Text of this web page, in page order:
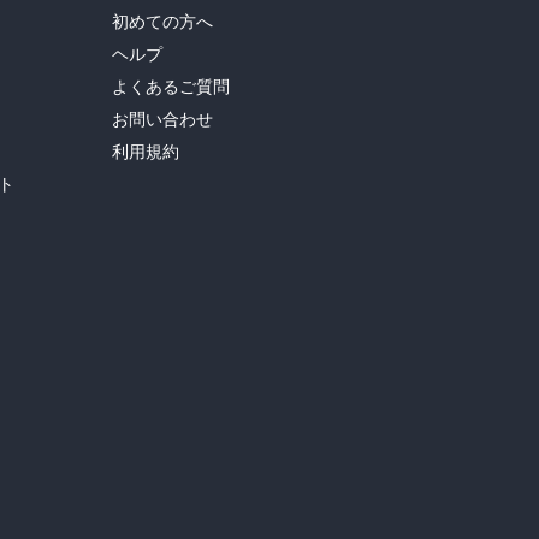
初めての方へ
ヘルプ
よくあるご質問
お問い合わせ
利用規約